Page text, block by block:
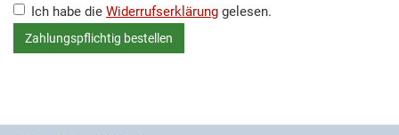
Ich habe die Widerrufserklärung gelesen.